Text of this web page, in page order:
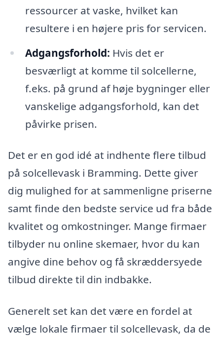
ressourcer at vaske, hvilket kan
resultere i en højere pris for servicen.
Adgangsforhold: Hvis det er
besværligt at komme til solcellerne,
f.eks. på grund af høje bygninger eller
vanskelige adgangsforhold, kan det
påvirke prisen.
Det er en god idé at indhente flere tilbud
på solcellevask i Bramming. Dette giver
dig mulighed for at sammenligne priserne
samt finde den bedste service ud fra både
kvalitet og omkostninger. Mange firmaer
tilbyder nu online skemaer, hvor du kan
angive dine behov og få skræddersyede
tilbud direkte til din indbakke.
Generelt set kan det være en fordel at
vælge lokale firmaer til solcellevask, da de